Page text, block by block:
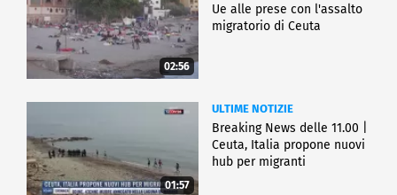
02:56
Ue alle prese con l'assalto
migratorio di Ceuta
01:57
ULTIME NOTIZIE
Breaking News delle 11.00 |
Ceuta, Italia propone nuovi
hub per migranti